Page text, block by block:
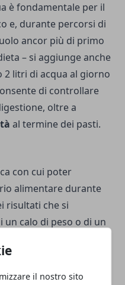
il nostro sito
è fondamentale per il
e, durante percorsi di
ancor più di primo
– si aggiunge anche
2 litri di acqua al giorno
di controllare
oltre a
al termine dei pasti.
con cui poter
alimentare durante
risultati che si
calo di peso o di un
un monito per
o app